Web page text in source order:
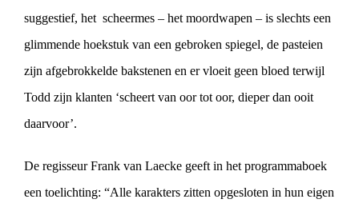
suggestief, het scheermes – het moordwapen – is slechts een
glimmende hoekstuk van een gebroken spiegel, de pasteien
zijn afgebrokkelde bakstenen en er vloeit geen bloed terwijl
Todd zijn klanten ‘scheert van oor tot oor, dieper dan ooit
daarvoor’.
De regisseur Frank van Laecke geeft in het programmaboek
een toelichting: “Alle karakters zitten opgesloten in hun eigen